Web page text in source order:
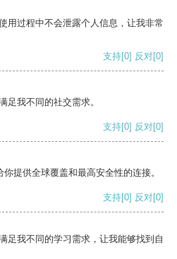
用过程中不会泄露个人信息，让我非常
支持[0] 反对[0]
足我不同的社交需求。
支持[0] 反对[0]
提供全球覆盖和最高安全性的连接。
支持[0] 反对[0]
足我不同的学习需求，让我能够找到自